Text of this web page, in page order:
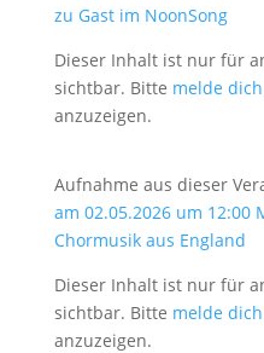
zu Gast im NoonSong
Dieser Inhalt ist nur für
sichtbar. Bitte melde
anzuzeigen.
Aufnahme aus dieser
am 02.05.2026 um
Chormusik aus England
Dieser Inhalt ist nur für
sichtbar. Bitte melde
anzuzeigen.